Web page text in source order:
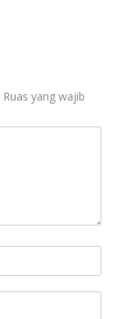
Ruas yang wajib